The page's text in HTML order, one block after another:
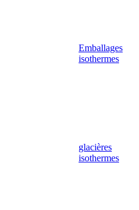
Emballages
isothermes
glacières
isothermes